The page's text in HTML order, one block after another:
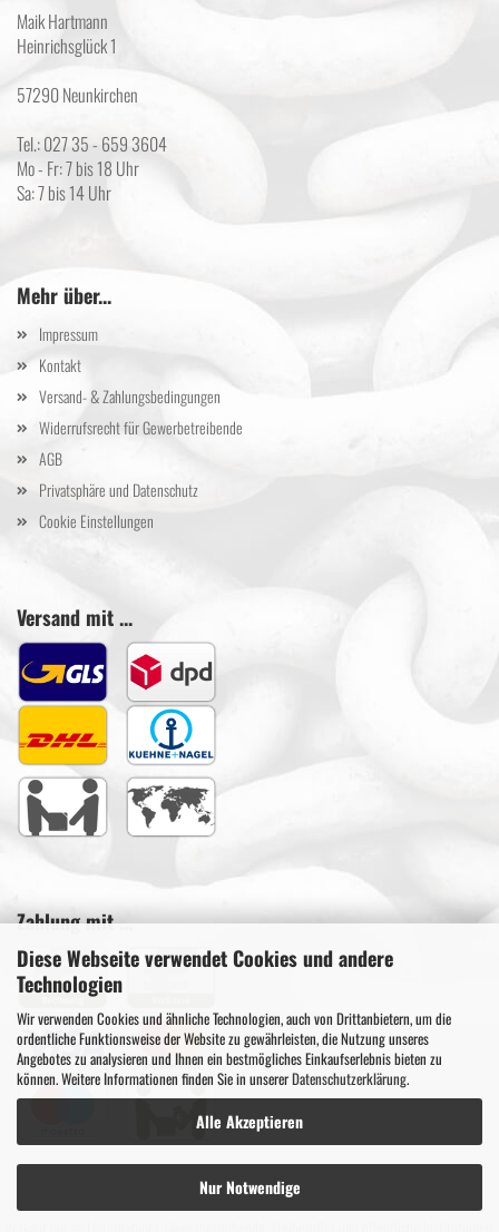
Diese Webseite verwendet Cookies und andere
Technologien
Wir verwenden Cookies und ähnliche Technologien, auch von Drittanbietern, um die
ordentliche Funktionsweise der Website zu gewährleisten, die Nutzung unseres
Angebotes zu analysieren und Ihnen ein bestmögliches Einkaufserlebnis bieten zu
können. Weitere Informationen finden Sie in unsererDatenschutzerklärung.
Alle Akzeptieren
Nur Notwendige
Maik Hartmann
Heinrichsglück 1
57290 Neunkirchen
Tel.: 027 35 - 659 3604
Mo - Fr: 7 bis 18 Uhr
Sa: 7 bis 14 Uhr
Mehr über...
Impressum
Kontakt
Versand- & Zahlungsbedingungen
Widerrufsrecht für Gewerbetreibende
AGB
Privatsphäre und Datenschutz
Cookie Einstellungen
Versand mit ...
Zahlung mit ...